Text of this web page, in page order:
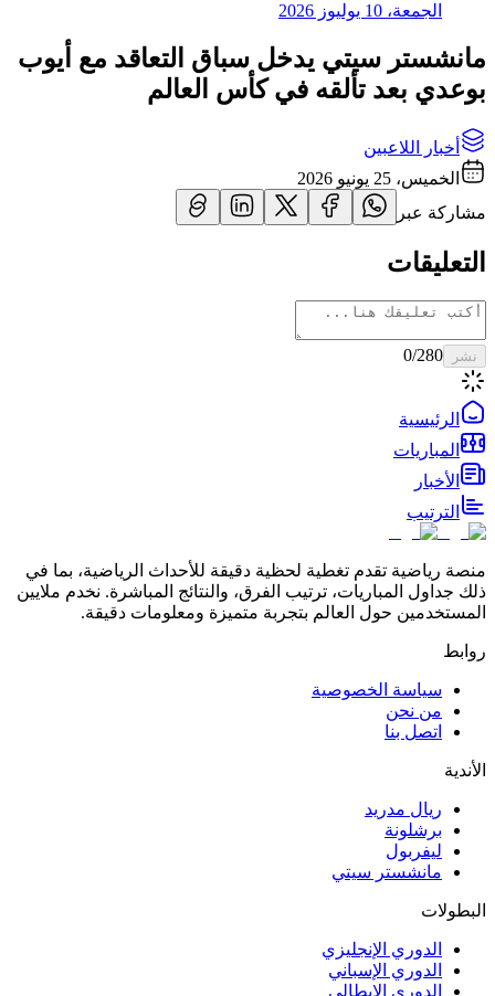
الجمعة، 10 يوليوز 2026
مانشستر سيتي يدخل سباق التعاقد مع أيوب
بوعدي بعد تألقه في كأس العالم
أخبار اللاعبين
الخميس، 25 يونيو 2026
مشاركة عبر
التعليقات
نشر 0/280
الرئيسية
المباريات
الأخبار
الترتيب
منصة رياضية تقدم تغطية لحظية دقيقة للأحداث الرياضية، بما في
ذلك جداول المباريات، ترتيب الفرق، والنتائج المباشرة. نخدم ملايين
المستخدمين حول العالم بتجربة متميزة ومعلومات دقيقة.
روابط
سياسة الخصوصية
من نحن
اتصل بنا
الأندية
ريال مدريد
برشلونة
ليفربول
مانشستر سيتي
البطولات
الدوري الإنجليزي
الدوري الإسباني
الدوري الإيطالي